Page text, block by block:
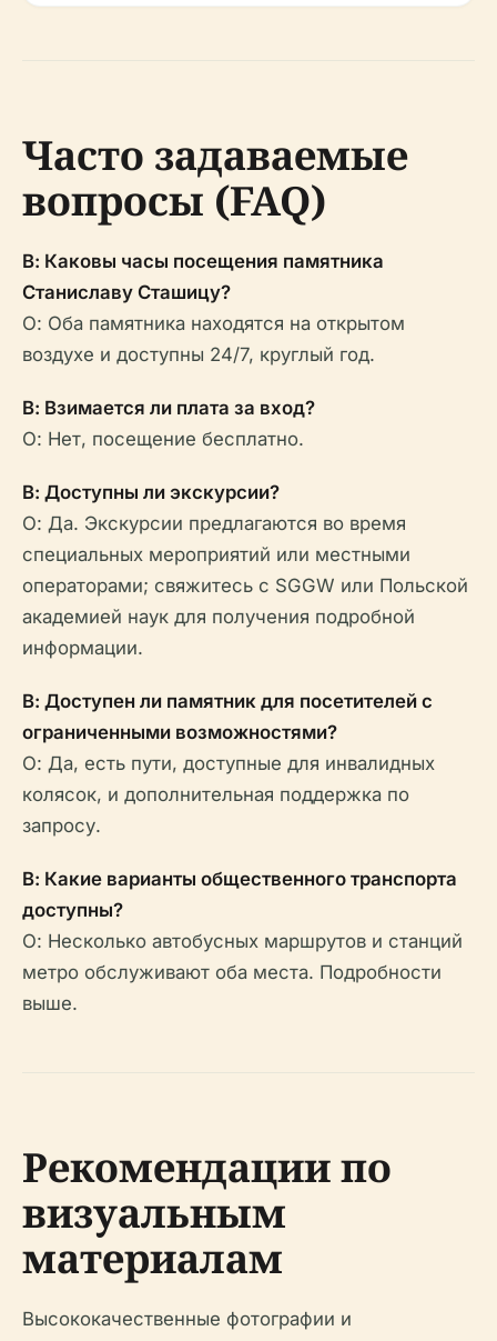
Часто задаваемые
вопросы (FAQ)
В: Каковы часы посещения памятника
Станиславу Сташицу?
О: Оба памятника находятся на открытом
воздухе и доступны 24/7, круглый год.
В: Взимается ли плата за вход?
О: Нет, посещение бесплатно.
В: Доступны ли экскурсии?
О: Да. Экскурсии предлагаются во время
специальных мероприятий или местными
операторами; свяжитесь с SGGW или Польской
академией наук для получения подробной
информации.
В: Доступен ли памятник для посетителей с
ограниченными возможностями?
О: Да, есть пути, доступные для инвалидных
колясок, и дополнительная поддержка по
запросу.
В: Какие варианты общественного транспорта
доступны?
О: Несколько автобусных маршрутов и станций
метро обслуживают оба места. Подробности
выше.
Рекомендации по
визуальным
материалам
Высококачественные фотографии и